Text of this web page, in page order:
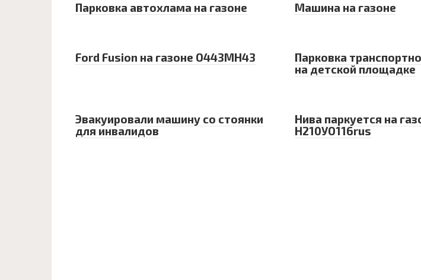
Парковка автохлама на газоне Машина на газоне
Ford Fusion на газоне O443MH43
Парковка
на детской площадке
Эвакуировали машину со стоянки
для инвалидов
Нива паркуется на
Н210УО116rus